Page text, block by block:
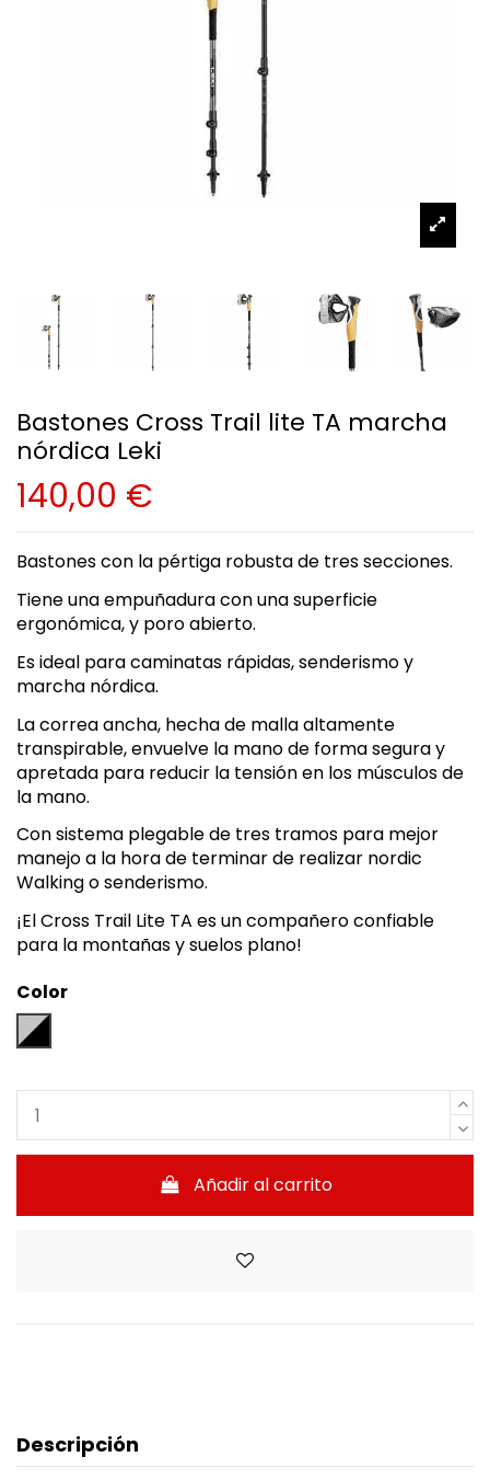
Bastones Cross Trail lite TA marcha
nórdica Leki
140,00 €
Bastones con la pértiga robusta de tres secciones.
Tiene una empuñadura con una superficie
ergonómica, y poro abierto.
Es ideal para caminatas rápidas, senderismo y
marcha nórdica.
La correa ancha, hecha de malla altamente
transpirable, envuelve la mano de forma segura y
apretada para reducir la tensión en los músculos de
la mano.
Con sistema plegable de tres tramos para mejor
manejo a la hora de terminar de realizar nordic
Walking o senderismo.
¡El Cross Trail Lite TA es un compañero confiable
para la montañas y suelos plano!
Color
Negro / Gris
Añadir al carrito
Descripción